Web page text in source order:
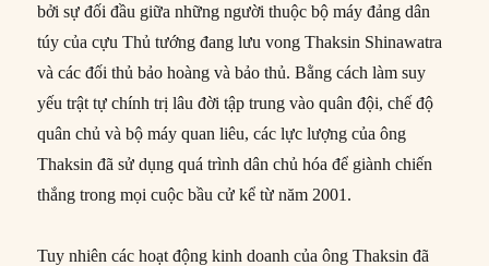
bởi sự đối đầu giữa những người thuộc bộ máy đảng dân
túy của cựu Thủ tướng đang lưu vong Thaksin Shinawatra
và các đối thủ bảo hoàng và bảo thủ. Bằng cách làm suy
yếu trật tự chính trị lâu đời tập trung vào quân đội, chế độ
quân chủ và bộ máy quan liêu, các lực lượng của ông
Thaksin đã sử dụng quá trình dân chủ hóa để giành chiến
thắng trong mọi cuộc bầu cử kể từ năm 2001.
Tuy nhiên các hoạt động kinh doanh của ông Thaksin đã